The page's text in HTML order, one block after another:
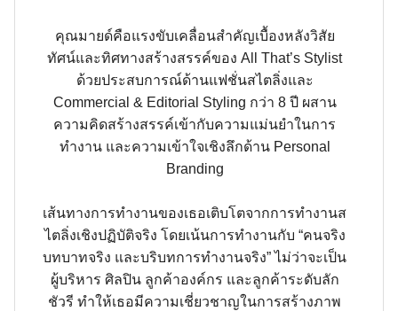
คุณมายด์คือแรงขับเคลื่อนสำคัญเบื้องหลังวิสัย
ทัศน์และทิศทางสร้างสรรค์ของ All That’s Stylist
ด้วยประสบการณ์ด้านแฟชั่นสไตลิ่งและ
Commercial & Editorial Styling กว่า 8 ปี ผสาน
ความคิดสร้างสรรค์เข้ากับความแม่นยำในการ
ทำงาน และความเข้าใจเชิงลึกด้าน Personal
Branding
เส้นทางการทำงานของเธอเติบโตจากการทำงานส
ไตลิ่งเชิงปฏิบัติจริง โดยเน้นการทำงานกับ “คนจริง
บทบาทจริง และบริบทการทำงานจริง” ไม่ว่าจะเป็น
ผู้บริหาร ศิลปิน ลูกค้าองค์กร และลูกค้าระดับลัก
ชัวรี ทำให้เธอมีความเชี่ยวชาญในการสร้างภาพ